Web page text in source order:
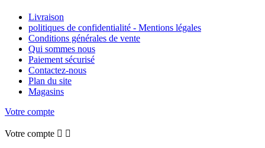
Livraison
politiques de confidentialité - Mentions légales
Conditions générales de vente
Qui sommes nous
Paiement sécurisé
Contactez-nous
Plan du site
Magasins
Votre compte
Votre compte  